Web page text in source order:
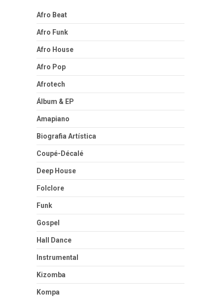
Afro Beat
Afro Funk
Afro House
Afro Pop
Afrotech
Álbum & EP
Amapiano
Biografia Artística
Coupé-Décalé
Deep House
Folclore
Funk
Gospel
Hall Dance
Instrumental
Kizomba
Kompa